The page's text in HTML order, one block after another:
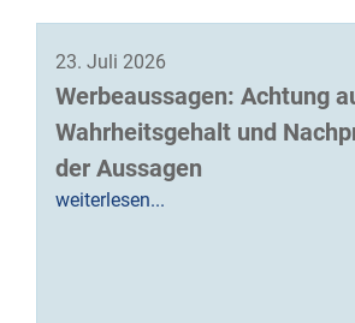
23. Juli 2026
Werbeaussagen: Achtung
Wahrheitsgehalt und
der Aussagen
weiterlesen...